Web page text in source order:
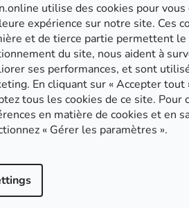
utilise des cookies pour
expérience sur notre site. Ces
et de tierce partie permettent le
du site, nous aident à
ses performances, et sont
En cliquant sur « Accepter tout
tous les cookies de ce site. Pour
en matière de cookies et en
« Gérer les paramètres ».
sylvain guyonneau.fr
+33 (0)6 10 18 64 48